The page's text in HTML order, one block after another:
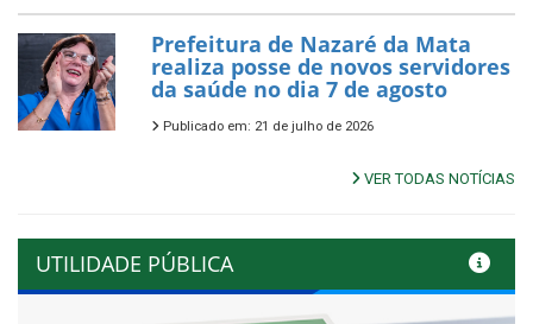
Prefeitura de Nazaré da Mata
realiza posse de novos servidores
da saúde no dia 7 de agosto
Publicado em: 21 de julho de 2026
VER TODAS NOTÍCIAS
UTILIDADE PÚBLICA